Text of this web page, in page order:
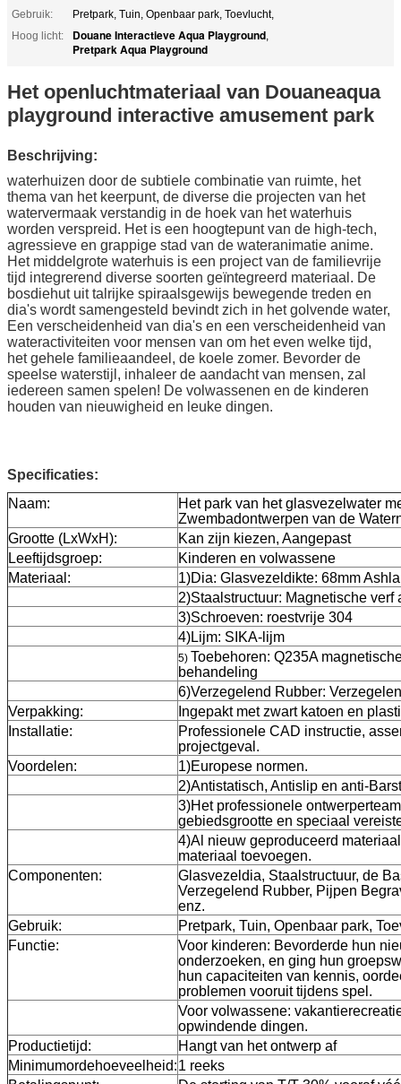
Gebruik:
Pretpark, Tuin, Openbaar park, Toevlucht,
Hoog licht:
Douane Interactieve Aqua Playground,
Pretpark Aqua Playground
Het openluchtmateriaal van Douaneaqua
playground interactive amusement park
Beschrijving:
waterhuizen door de subtiele combinatie van ruimte, het
thema van het keerpunt, de diverse die projecten van het
watervermaak verstandig in de hoek van het waterhuis
worden verspreid. Het is een hoogtepunt van de high-tech,
agressieve en grappige stad van de wateranimatie anime.
Het middelgrote waterhuis is een project van de familievrije
tijd integrerend diverse soorten geïntegreerd materiaal. De
bosdiehut uit talrijke spiraalsgewijs bewegende treden en
dia's wordt samengesteld bevindt zich in het golvende water,
Een verscheidenheid van dia's en een verscheidenheid van
wateractiviteiten voor mensen van om het even welke tijd,
het gehele familieaandeel, de koele zomer. Bevorder de
speelse waterstijl, inhaleer de aandacht van mensen, zal
iedereen samen spelen! De volwassenen en de kinderen
houden van nieuwigheid en leuke dingen.
Specificaties:
Naam:
Het park van het glasvezelwater
Zwembadontwerpen van de
Grootte (LxWxH):
Kan zijn kiezen, Aangepast
Leeftijdsgroep:
Kinderen en volwassene
Materiaal:
1)Dia: Glasvezeldikte: 68mm
2)Staalstructuur: Magnetische
3)Schroeven: roestvrije 304
4)Lijm: SIKA-lijm
5) Toebehoren: Q235A
behandeling
6)Verzegelend Rubber:
Verpakking:
Ingepakt met zwart katoen en
Installatie:
Professionele CAD instructie,
projectgeval.
Voordelen:
1)Europese normen.
2)Antistatisch, Antislip en anti-
3)Het professionele
gebiedsgrootte en speciaal
4)Al nieuw geproduceerd
materiaal toevoegen.
Componenten:
Glasvezeldia, Staalstructuur, de
Verzegelend Rubber, Pijpen
enz.
Gebruik:
Pretpark, Tuin, Openbaar park,
Functie:
Voor kinderen: Bevorderde hun
onderzoeken, en ging hun
hun capaciteiten van kennis,
problemen vooruit tijdens spel.
Voor volwassene:
opwindende dingen.
Productietijd:
Hangt van het ontwerp af
Minimumordehoeveelheid:1 reeks